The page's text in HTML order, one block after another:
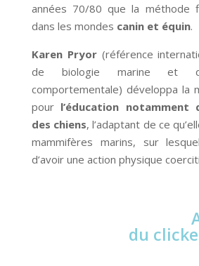
années 70/80 que la méthode
dans les mondes canin et équin.
Karen Pryor (référence
de biologie marine et
comportementale) développa la
pour l’éducation notamment
des chiens, l’adaptant de ce
mammifères marins, sur
d’avoir une action physique
du